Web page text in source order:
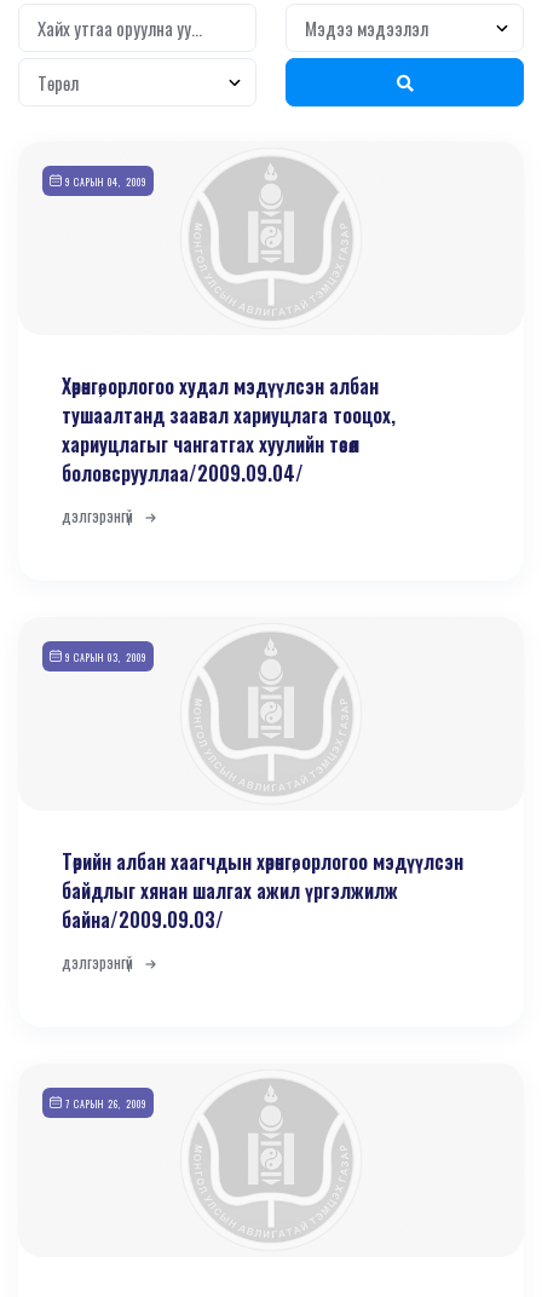
9 САРЫН 04, 2009
Хөрөнгө, орлогоо худал мэдүүлсэн албан
тушаалтанд заавал хариуцлага тооцох,
хариуцлагыг чангатгах хуулийн төсөл
боловсрууллаа/2009.09.04/
дэлгэрэнгүй
9 САРЫН 03, 2009
Төрийн албан хаагчдын хөрөнгө, орлогоо мэдүүлсэн
байдлыг хянан шалгах ажил үргэлжилж
байна/2009.09.03/
дэлгэрэнгүй
7 САРЫН 26, 2009